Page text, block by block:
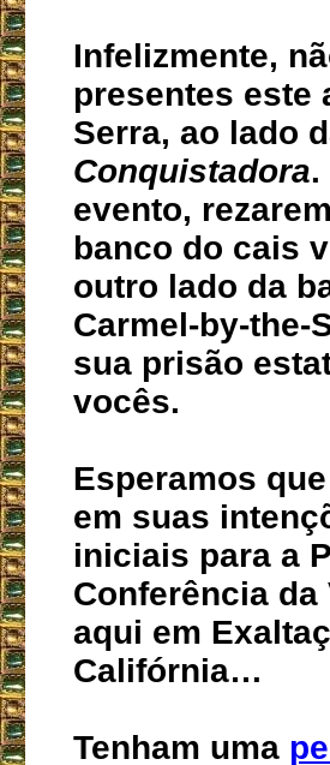
Infelizmente,
presentes este
Serra, ao lado
Conquistadora.
evento,
banco do cais
outro lado da
Carmel-by-the-
sua prisão
vocês.
Esperamos
em suas
iniciais para a
Conferência da
aqui em
Califórnia…
Tenham uma